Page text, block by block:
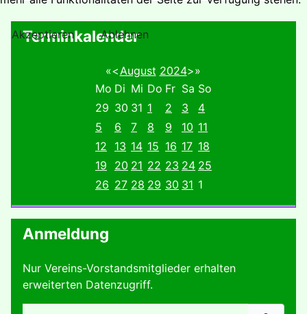
Terminkalender
«<August 2024>»
Mo Di Mi Do Fr Sa So
29 30 31 1 2 3
4
5
6 7 8 9 10 11
12
13 14 15 16 17 18
19
20 21 22 23 24 25
26 27 28 29 30 31 1
Anmeldung
Nur Vereins-Vorstandsmitglieder erhalten
erweiterten Datenzugriff.
Akzeptieren Ablehnen